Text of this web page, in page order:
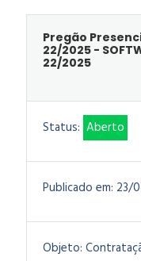
Pregão
22/2025 -
22/2025
Status: Aberto
Publicado em: 23/
Objeto: